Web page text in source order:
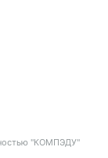
"КОМПЭДУ"